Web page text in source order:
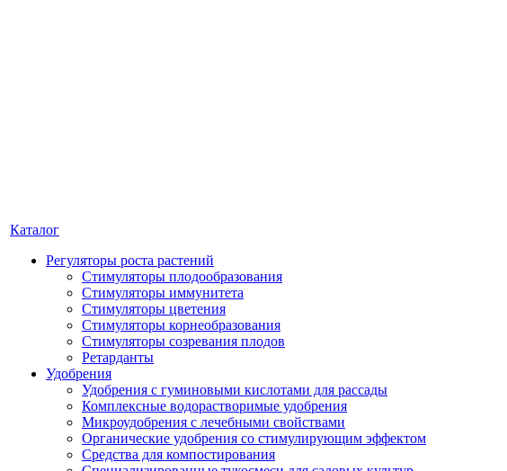
Каталог
Регуляторы роста растений
Стимуляторы плодообразования
Стимуляторы иммунитета
Стимуляторы цветения
Стимуляторы корнеобразования
Стимуляторы созревания плодов
Ретарданты
Удобрения
Удобрения с гуминовыми кислотами для рассады
Комплексные водорастворимые удобрения
Микроудобрения с лечебными свойствами
Органические удобрения со стимулирующим эффектом
Средства для компостирования